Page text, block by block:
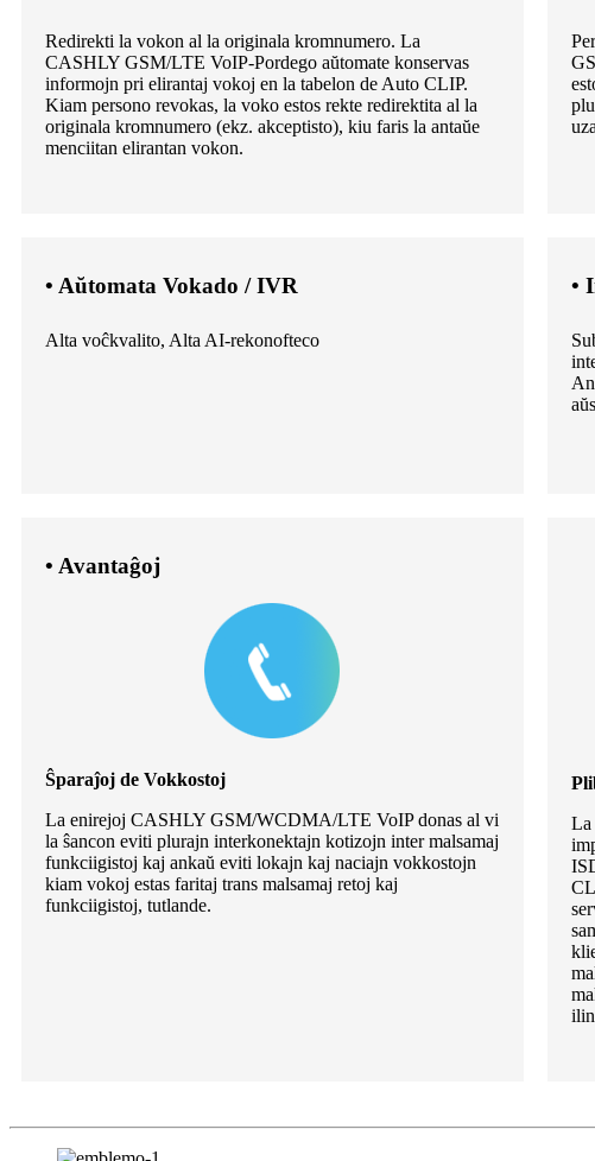
Redirekti la vokon al la originala kromnumero. La
CASHLY GSM/LTE VoIP-Pordego aŭtomate konservas
informojn pri elirantaj vokoj en la tabelon de Auto CLIP.
Kiam persono revokas, la voko estos rekte redirektita al la
originala kromnumero (ekz. akceptisto), kiu faris la antaŭe
menciitan elirantan vokon.
• Aŭtomata Vokado / IVR
Alta voĉkvalito, Alta AI-rekonofteco
•
• Avantaĝoj
Ŝparaĵoj de Vokkostoj
La enirejoj CASHLY GSM/WCDMA/LTE VoIP donas al vi
la ŝancon eviti plurajn interkonektajn kotizojn inter malsamaj
funkciigistoj kaj ankaŭ eviti lokajn kaj naciajn vokkostojn
kiam vokoj estas faritaj trans malsamaj retoj kaj
funkciigistoj, tutlande.
La